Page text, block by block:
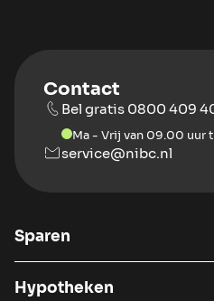
Contact
Bel gratis 0800 409
Ma - Vrij van 09.00 uur
service@nibc.nl
Sparen
Hypotheken